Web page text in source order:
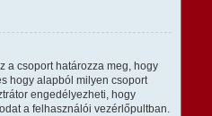
a csoport határozza meg, hogy
hogy alapból milyen csoport
engedélyezheti, hogy
a felhasználói vezérlőpultban.